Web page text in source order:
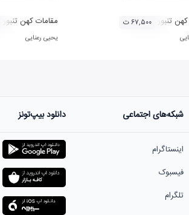
تنبور ۳ ۶۷,۵۰۰ ت مقامات کهن تنبور ۲
یحیی رعنایی
شبکه‌های اجتماعی
اینستاگرام
فیسبوک
تلگرام
دانلود بیپ‌تونز